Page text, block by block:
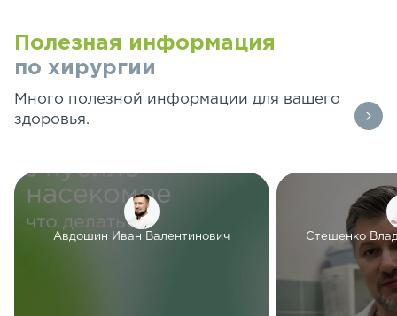
Полезная информация
по хирургии
Много полезной информации для вашего
здоровья.
Авдошин Иван Валентинович Стешенко